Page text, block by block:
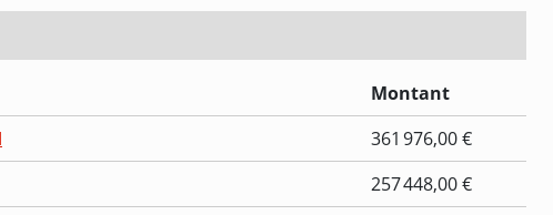
Montant
361 976,00 €
257 448,00 €